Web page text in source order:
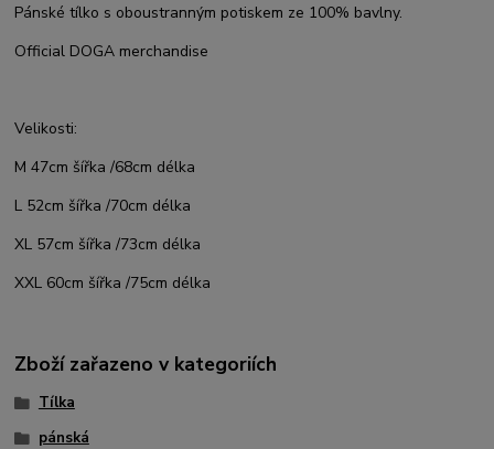
Pánské tílko s oboustranným potiskem ze 100% bavlny.
Official DOGA merchandise
Velikosti:
M 47cm šířka /68cm délka
L 52cm šířka /70cm délka
XL 57cm šířka /73cm délka
XXL 60cm šířka /75cm délka
Zboží zařazeno v kategoriích
Tílka
pánská